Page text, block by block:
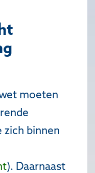
moeten
binnen
). Daarnaast